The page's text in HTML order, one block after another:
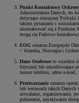
Punkt Kontaktowy
Administratora Danych, do
dotyczące niniejszej Polityki
takimi pytaniami i
skontaktować się z Punktem
mogą się Państwo
EOG oznacza Europejski
+ Islandia, Norwegia i
Dane Osobowe to wszelkie
fizycznej lub umożliwiające
numer telefonu, adres e-
Przetwarzanie oznacza
lub zestawach takich Danych
utrwalanie, organizowanie,
pobieranie, uzyskiwanie